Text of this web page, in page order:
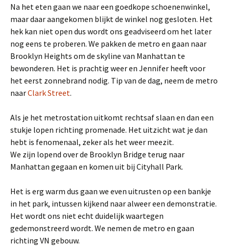
Na het eten gaan we naar een goedkope schoenenwinkel,
maar daar aangekomen blijkt de winkel nog gesloten. Het
hek kan niet open dus wordt ons geadviseerd om het later
nog eens te proberen. We pakken de metro en gaan naar
Brooklyn Heights om de skyline van Manhattan te
bewonderen. Het is prachtig weer en Jennifer heeft voor
het eerst zonnebrand nodig. Tip van de dag, neem de metro
naarClark Street.
Als je het metrostation uitkomt rechtsaf slaan en dan een
stukje lopen richting promenade. Het uitzicht wat je dan
hebt is fenomenaal, zeker als het weer meezit.
We zijn lopend over de Brooklyn Bridge terug naar
Manhattan gegaan en komen uit bij Cityhall Park.
Het is erg warm dus gaan we even uitrusten op een bankje
in het park, intussen kijkend naar alweer een demonstratie.
Het wordt ons niet echt duidelijk waartegen
gedemonstreerd wordt. We nemen de metro en gaan
richting VN gebouw.